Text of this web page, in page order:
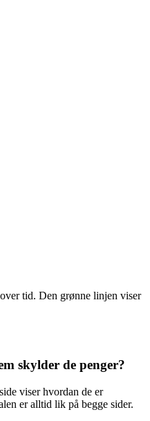
tid. Den grønne linjen viser
skylder de penger?
viser hvordan de er
er alltid lik på begge sider.